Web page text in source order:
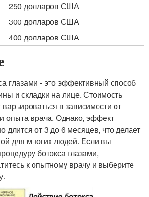
250 долларов США
300 долларов США
400 долларов США
глазами - это эффективный способ
и складки на лице. Стоимость
в зависимости от
опыта врача. Однако, эффект
длится от 3 до 6 месяцев, что делает
для многих людей. Если вы
ботокса глазами,
к опытному врачу и выберите